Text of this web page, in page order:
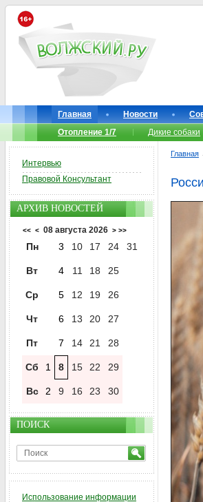
Главная Новости
Отопление 1/7
Дикие собаки
Главная
Интервью
Правовой Консультант
АРХИВ НОВОСТЕЙ
<< < 08 августа 2026 > >>
Пн 3 10 17 24 31
Вт 4 11 18 25
Ср 5 12 19 26
Чт 6 13 20 27
Пт 7 14 21 28
Сб 1 8 15 22 29
Вс 2 9 16 23 30
ПОИСК
Использование информации